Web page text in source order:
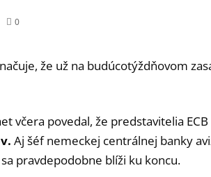
0
že už na budúcotýždňovom
včera povedal, že predstavitelia
Aj šéf nemeckej centrálnej banky
pravdepodobne blíži ku koncu.